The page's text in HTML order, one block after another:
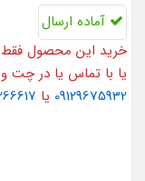
آماده ارسال
خرید این محصول فقط
یا با تماس یا در چت
09129675932 یا